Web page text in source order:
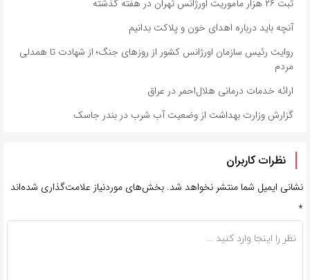
ثبت ۲۶ هزار مأموریت اورژانس تهران در هفته گذشته
آنچه باید درباره اهدای خون و پلاکت بدانیم
روایت رئیس سازمان اورژانس کشور از روزهای جنگ؛ از شهادت تا همدلی
مردم
ارائه خدمات درمانی هلال‌احمر در عراق
گزارش وزارت بهداشت از وضعیت آب شرب در بندر جاسک
نظرات کاربران
نشانی ایمیل شما منتشر نخواهد شد. بخش‌های موردنیاز علامت‌گذاری شده‌اند
*